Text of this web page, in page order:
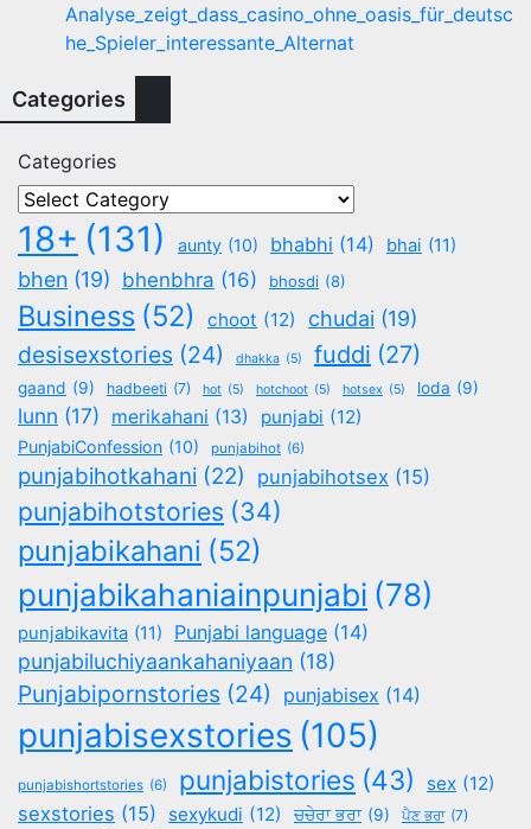
Analyse_zeigt_dass_casino_ohne_oasis_für_deutsc
he_Spieler_interessante_Alternat
Categories
Categories
18+ (131) aunty (10) bhabhi (14) bhai (11)
bhen (19) bhenbhra (16) bhosdi (8)
Business (52) choot (12) chudai (19)
desisexstories (24) dhakka (5) fuddi (27)
gaand (9) hadbeeti (7) hot (5) hotchoot (5) hotsex (5) loda (9)
lunn (17) merikahani (13) punjabi (12)
PunjabiConfession (10) punjabihot (6)
punjabihotkahani (22) punjabihotsex (15)
punjabihotstories (34)
punjabikahani (52)
punjabikahaniainpunjabi (78)
punjabikavita (11) Punjabi language (14)
punjabiluchiyaankahaniyaan (18)
Punjabipornstories (24) punjabisex (14)
punjabisexstories (105)
punjabishortstories (6) punjabistories (43) sex (12)
sexstories (15) sexykudi (12) ਚਚੇਰਾ ਭਰਾ (9) ਪੈਣ ਭਰਾ (7)